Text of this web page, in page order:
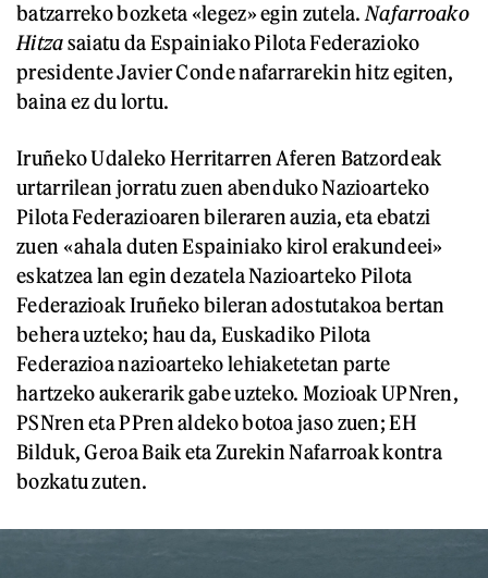
batzarreko bozketa «legez» egin zutela. Nafarroako
Hitzasaiatu da Espainiako Pilota Federazioko
presidente Javier Conde nafarrarekin hitz egiten,
baina ez du lortu.
Iruñeko Udaleko Herritarren Aferen Batzordeak
urtarrilean jorratu zuen abenduko Nazioarteko
Pilota Federazioaren bileraren auzia, eta ebatzi
zuen «ahala duten Espainiako kirol erakundeei»
eskatzea lan egin dezatela Nazioarteko Pilota
Federazioak Iruñeko bileran adostutakoa bertan
behera uzteko; hau da, Euskadiko Pilota
Federazioa nazioarteko lehiaketetan parte
hartzeko aukerarik gabe uzteko. Mozioak UPNren,
PSNren eta PPren aldeko botoa jaso zuen; EH
Bilduk, Geroa Baik eta Zurekin Nafarroak kontra
bozkatu zuten.